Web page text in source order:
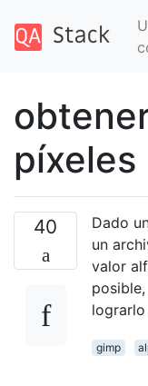
píxeles
40
Dado
un
valor
lograrlo
gimp